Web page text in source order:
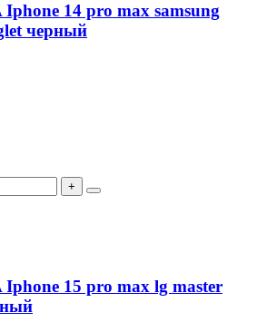
14 pro max samsung
черный
+
15 pro max lg master